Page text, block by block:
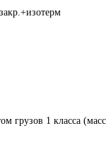
грузов 1 класса